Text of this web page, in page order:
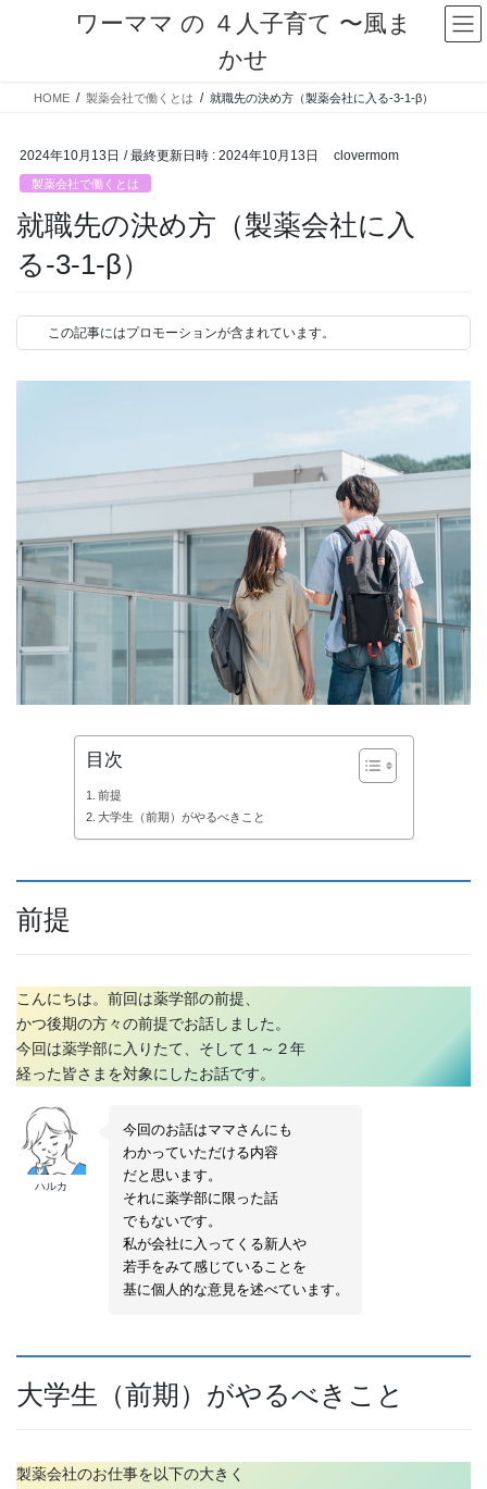
ワーママ の ４人子育て 〜風ま
かせ
HOME 製薬会社で働くとは 就職先の決め方（製薬会社に入る-3-1-β）
2024年10月13日 / 最終更新日時 : 2024年10月13日 clovermom
製薬会社で働くとは
就職先の決め方（製薬会社に入
る-3-1-β）
この記事にはプロモーションが含まれています。
目次
前提
大学生（前期）がやるべきこと
前提
こんにちは。前回は薬学部の前提、
かつ後期の方々の前提でお話しました。
今回は薬学部に入りたて、そして１～２年
経った皆さまを対象にしたお話です。
ハルカ
今回のお話はママさんにも
わかっていただける内容
だと思います。
それに薬学部に限った話
でもないです。
私が会社に入ってくる新人や
若手をみて感じていることを
基に個人的な意見を述べています。
大学生（前期）がやるべきこと
製薬会社のお仕事を以下の大きく